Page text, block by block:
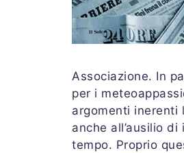
Associazione. In
per i
argomenti inerenti
anche all’ausilio
tempo. Proprio